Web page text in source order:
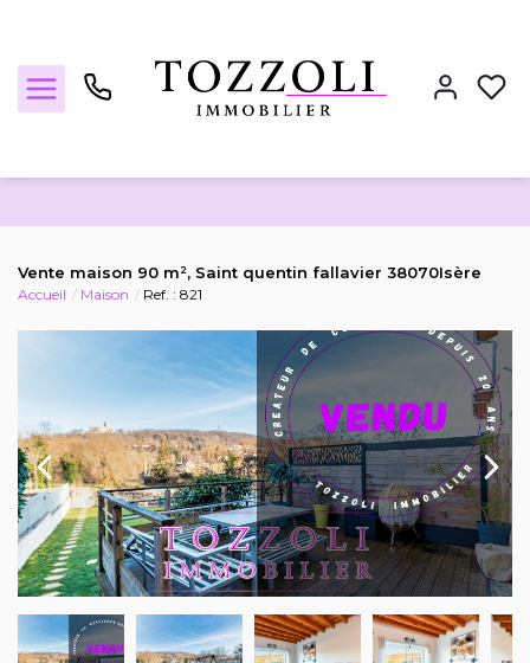
Estimez votre bien
Locations
Notre agence
Mag & actus
Vente maison 90 m², Saint quentin fallavier 38070Isère
Accueil Maison Ref. : 821